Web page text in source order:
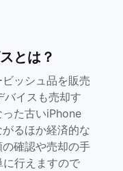
とは？
ッシュ品を販売
バイスも売却す
た古いiPhone
るほか経済的な
確認や売却の手
行えますので